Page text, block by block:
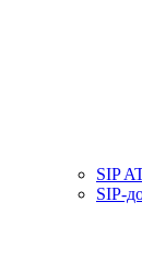
SIP
SIP-